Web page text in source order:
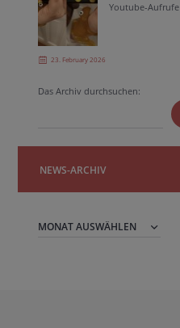
Youtube-Aufrufe
23. February 2026
Das Archiv durchsuchen:
NEWS-ARCHIV
News-